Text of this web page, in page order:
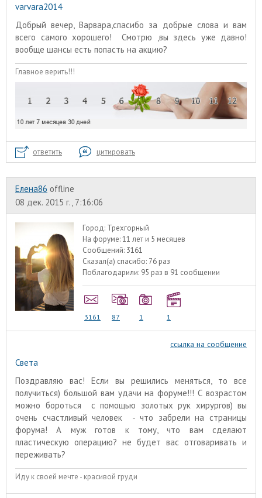
varvara2014
Добрый вечер, Варвара,спасибо за добрые слова и вам
всего самого хорошего! Смотрю ,вы здесь уже давно!
вообще шансы есть попасть на акцию?
Главное верить!!!
ответить цитировать
Елена86 offline
08 дек. 2015 г., 7:16:06
Город: Трехгорный
На форуме:11 лет и 5 месяцев
Сообщений: 3161
Сказал(а) спасибо: 76 раз
Поблагодарили: 95 раз в 91 сообщении
3161 87 1 1
ссылка на сообщение
Света
Поздравляю вас! Если вы решились меняться, то все
получиться) большой вам удачи на форуме!!! С возрастом
можно бороться с помощью золотых рук хирургов) вы
очень счастливый человек - что забрели на страницы
форума! А муж готов к тому, что вам сделают
пластическую операцию? не будет вас отговаривать и
переживать?
Иду к своей мечте - красивой груди